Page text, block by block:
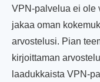
VPN-palvelua ei ole
jakaa oman
arvostelusi. Pian
kirjoittaman
laadukkaista VPN-